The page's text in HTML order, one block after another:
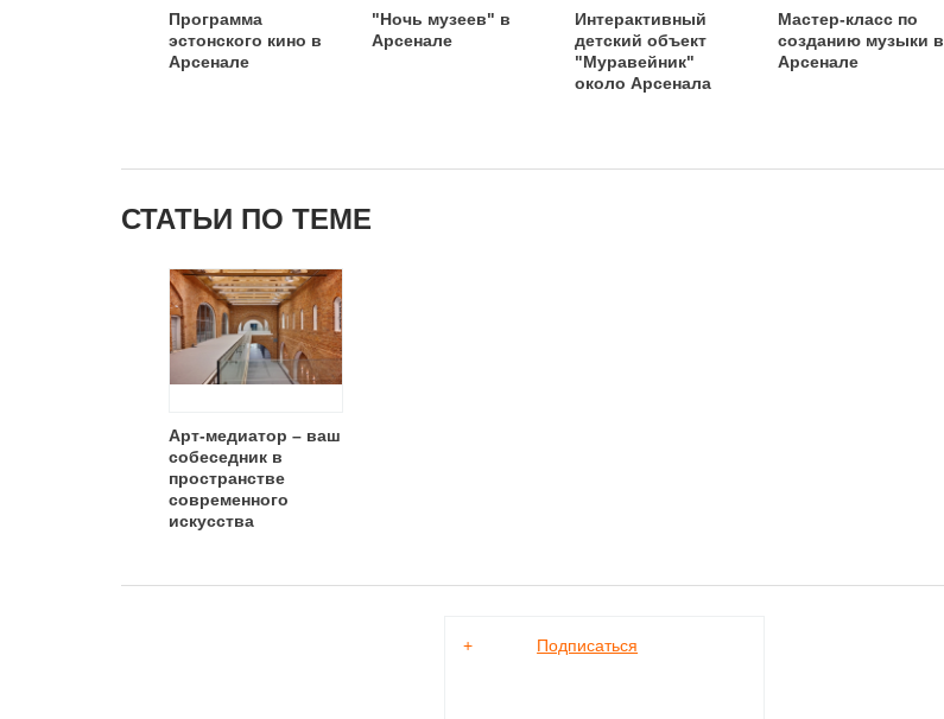
Программа
эстонского кино в
Арсенале
"Ночь музеев" в
Арсенале
Интерактивный
детский объект
"Муравейник"
около Арсенала
Мастер-класс по
созданию музыки в
Арсенале
СТАТЬИ ПО ТЕМЕ
Арт-медиатор – ваш
собеседник в
пространстве
современного
искусства
+ Подписаться